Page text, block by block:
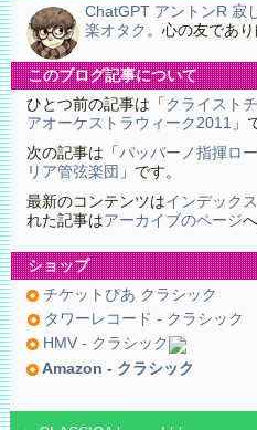
ChatGPT アントンR 寂
楽オタク 。心の友であ
このブログ記事について
ひとつ前の記事は「 クライスト
アオーケストラウィーク2011 」
次の記事は「 パッパーノ指揮ロ
リア管弦楽団 」です。
最新のコンテンツはインデック
れた記事はアーカイブのページへ
ショップ
チケットぴあ クラシック
タワーレコード - クラシック
HMV - クラシック
Amazon - クラシック